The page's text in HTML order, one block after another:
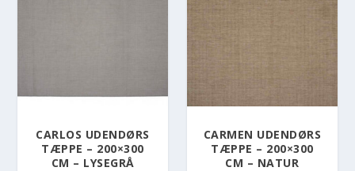
CARLOS UDENDØRS
TÆPPE – 200×300
CM – LYSEGRÅ
CARMEN UDENDØRS
TÆPPE – 200×300
CM – NATUR